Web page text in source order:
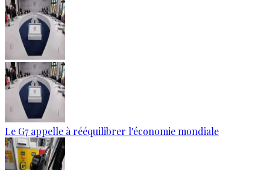
Le G7 appelle à rééquilibrer l'économie mondiale